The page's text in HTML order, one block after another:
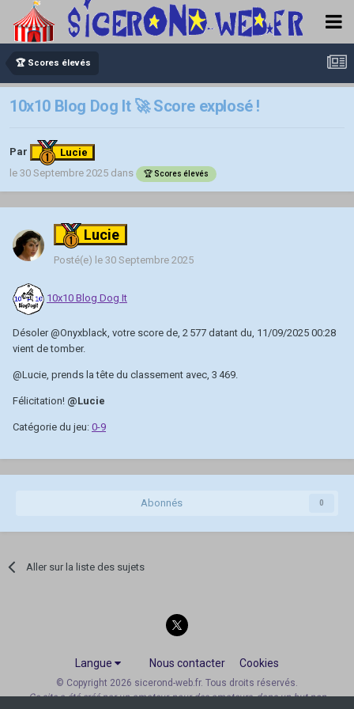
🏆 Scores élevés
10x10 Blog Dog It 🚀 Score explosé !
Par
Lucie
le 30 Septembre 2025 dans 🏆 Scores élevés
Lucie
Posté(e) le 30 Septembre 2025
10x10 Blog Dog It
Désoler@Onyxblack , votre score de, 2 577 datant du, 11/09/2025 00:28
vient de tomber.
@Lucie , prends la tête du classement avec, 3 469.
Félicitation! @Lucie
Catégorie du jeu: 0-9
Abonnés 0
Aller sur la liste des sujets
Langue Nous contacter Cookies
© Copyright 2026 sicerond-web.fr. Tous droits réservés.
Ce site a été créé par un amateur, pour des amateurs, dans un but non